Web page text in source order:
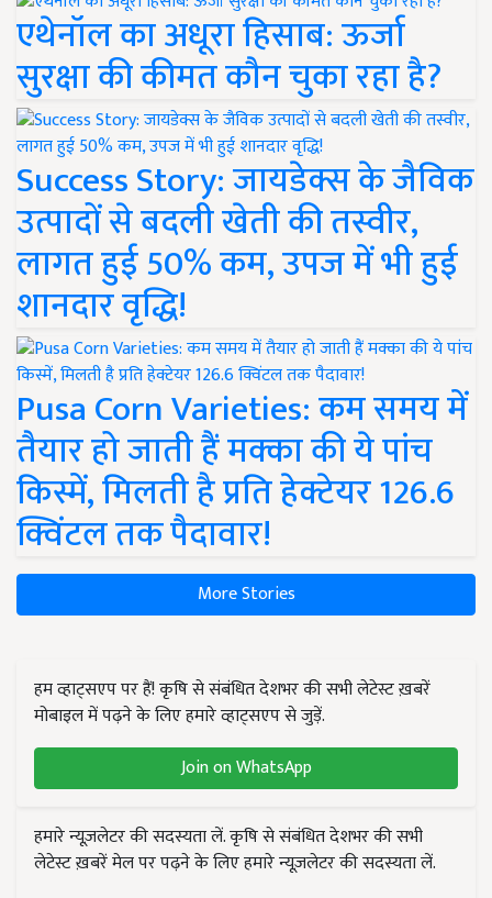
एथेनॉल का अधूरा हिसाब: ऊर्जा
सुरक्षा की कीमत कौन चुका रहा है?
Success Story: जायडेक्स के जैविक
उत्पादों से बदली खेती की तस्वीर,
लागत हुई 50% कम, उपज में भी हुई
शानदार वृद्धि!
Pusa Corn Varieties: कम समय में
तैयार हो जाती हैं मक्का की ये पांच
किस्में, मिलती है प्रति हेक्टेयर 126.6
क्विंटल तक पैदावार!
More Stories
हम व्हाट्सएप पर हैं! कृषि से संबंधित देशभर की सभी लेटेस्ट ख़बरें
मोबाइल में पढ़ने के लिए हमारे व्हाट्सएप से जुड़ें.
Join on WhatsApp
हमारे न्यूज़लेटर की सदस्यता लें. कृषि से संबंधित देशभर की सभी
लेटेस्ट ख़बरें मेल पर पढ़ने के लिए हमारे न्यूज़लेटर की सदस्यता लें.